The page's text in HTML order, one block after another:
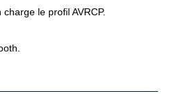
le profil AVRCP.